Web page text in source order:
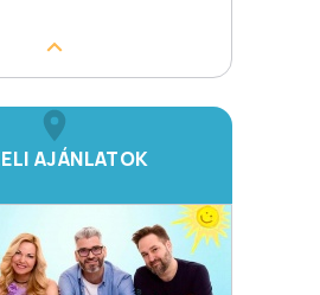
AJÁNLATOK